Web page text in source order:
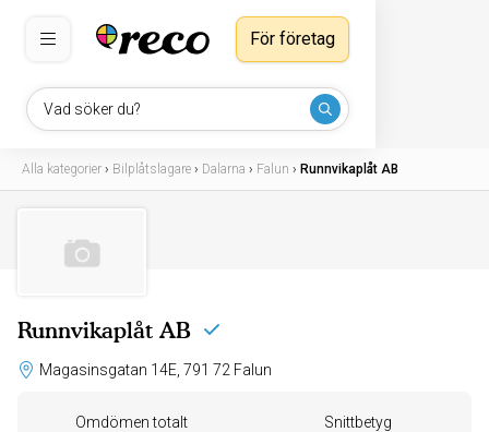
Vad söker du?
För företag
Alla kategorier › Bilplåtslagare › Dalarna › Falun › Runnvikaplåt AB
Runnvikaplåt AB
Magasinsgatan 14E, 791 72 Falun
Omdömen totalt
Snittbetyg